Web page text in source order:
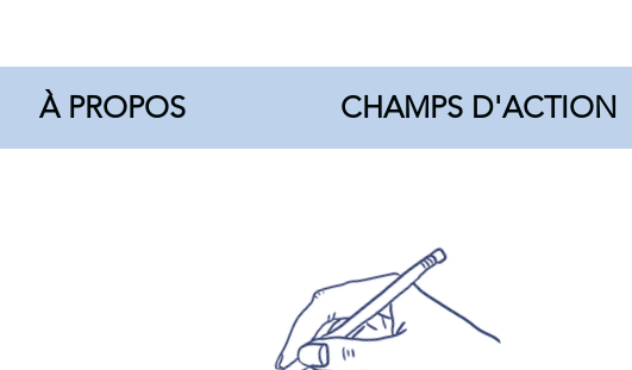
À PROPOS CHAMPS D'ACTION